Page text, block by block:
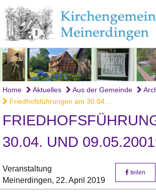
Home Aktuelles Aus der Gemeinde
Friedhofsführungen am 30.04...
30.04. UND
Veranstaltung
Meinerdingen, 22. April 2019
teilen